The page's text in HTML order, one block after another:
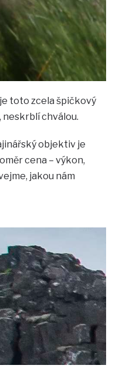
toto zcela špičkový
neskrblí chválou.
objektiv je
cena – výkon,
jakou nám